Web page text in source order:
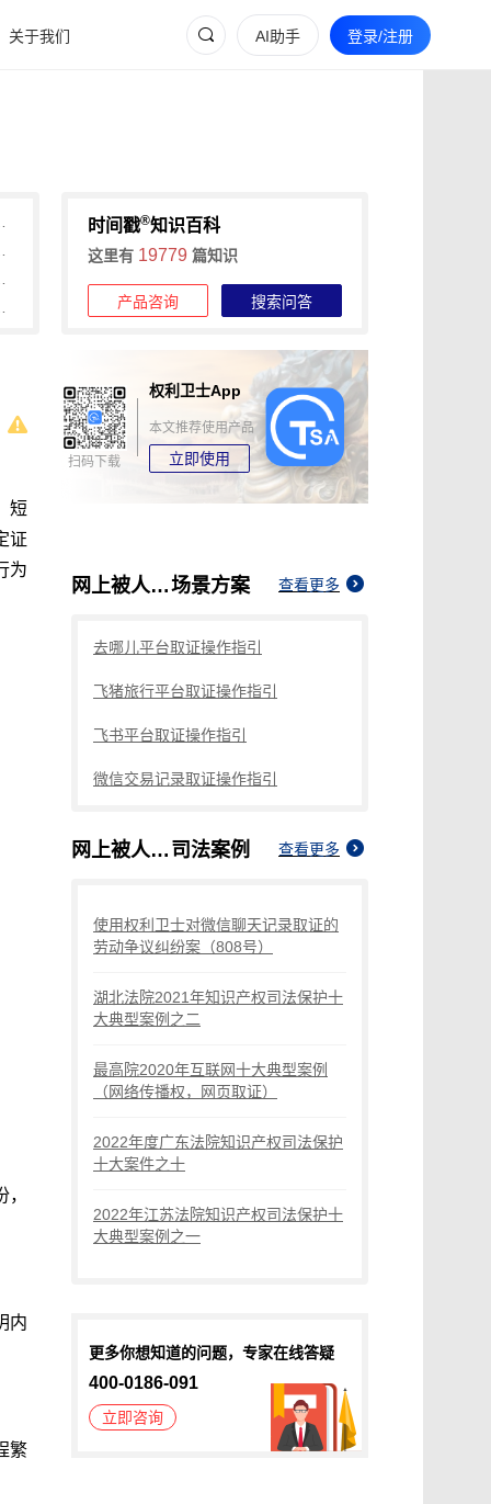
关于我们 AI助手 登录/注册
时间戳®知识百科
这里有 19779 篇知识
产品咨询 搜索问答
短
证
为
内
繁
扫码下载
权利卫士App
本文推荐使用产品
立即使用
网上被人发帖造谣怎么固定证据场景方案 查看更多
去哪儿平台取证操作指引
飞猪旅行平台取证操作指引
飞书平台取证操作指引
微信交易记录取证操作指引
网上被人发帖造谣怎么固定证据 司法案例 查看更多
使用权利卫士对微信聊天记录取证的
劳动争议纠纷案（808号）
湖北法院2021年知识产权司法保护十
大典型案例之二
最高院2020年互联网十大典型案例
（网络传播权，网页取证）
2022年度广东法院知识产权司法保护
十大案件之十
2022年江苏法院知识产权司法保护十
大典型案例之一
更多你想知道的问题，专家在线答疑
400-0186-091
立即咨询